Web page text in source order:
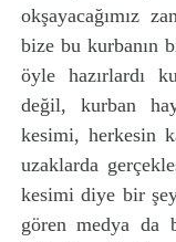
okşayacağımız
bize bu kurbanın
öyle hazırlardı
değil, kurban
kesimi, herkesin
uzaklarda
kesimi diye bir
gören medya da